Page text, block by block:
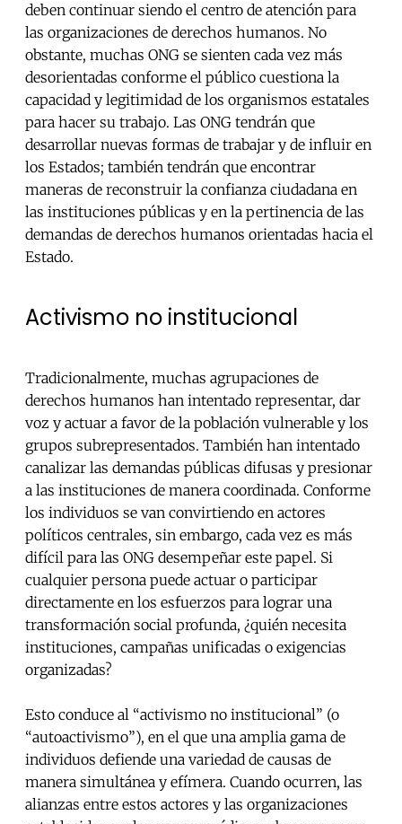
deben continuar siendo el centro de atención para
las organizaciones de derechos humanos. No
obstante, muchas ONG se sienten cada vez más
desorientadas conforme el público cuestiona la
capacidad y legitimidad de los organismos estatales
para hacer su trabajo. Las ONG tendrán que
desarrollar nuevas formas de trabajar y de influir en
los Estados; también tendrán que encontrar
maneras de reconstruir la confianza ciudadana en
las instituciones públicas y en la pertinencia de las
demandas de derechos humanos orientadas hacia el
Estado.
Activismo no institucional
Tradicionalmente, muchas agrupaciones de
derechos humanos han intentado representar, dar
voz y actuar a favor de la población vulnerable y los
grupos subrepresentados. También han intentado
canalizar las demandas públicas difusas y presionar
a las instituciones de manera coordinada. Conforme
los individuos se van convirtiendo en actores
políticos centrales, sin embargo, cada vez es más
difícil para las ONG desempeñar este papel. Si
cualquier persona puede actuar o participar
directamente en los esfuerzos para lograr una
transformación social profunda, ¿quién necesita
instituciones, campañas unificadas o exigencias
organizadas?
Esto conduce al “activismo no institucional” (o
“autoactivismo”), en el que una amplia gama de
individuos defiende una variedad de causas de
manera simultánea y efímera. Cuando ocurren, las
alianzas entre estos actores y las organizaciones